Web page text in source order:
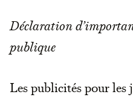
Déclaration
publique
Les publicités pour les